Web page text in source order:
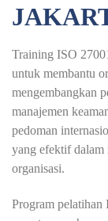
Training ISO
untuk membantu
mengembangkan
manajemen
pedoman
yang efektif dalam
organisasi.
Program pelatihan